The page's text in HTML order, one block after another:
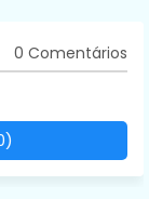
0 Comentários